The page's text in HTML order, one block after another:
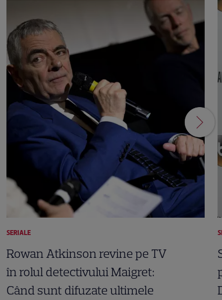
SERIALE
Rowan Atkinson revine pe TV
în rolul detectivului Maigret:
Când sunt difuzate ultimele